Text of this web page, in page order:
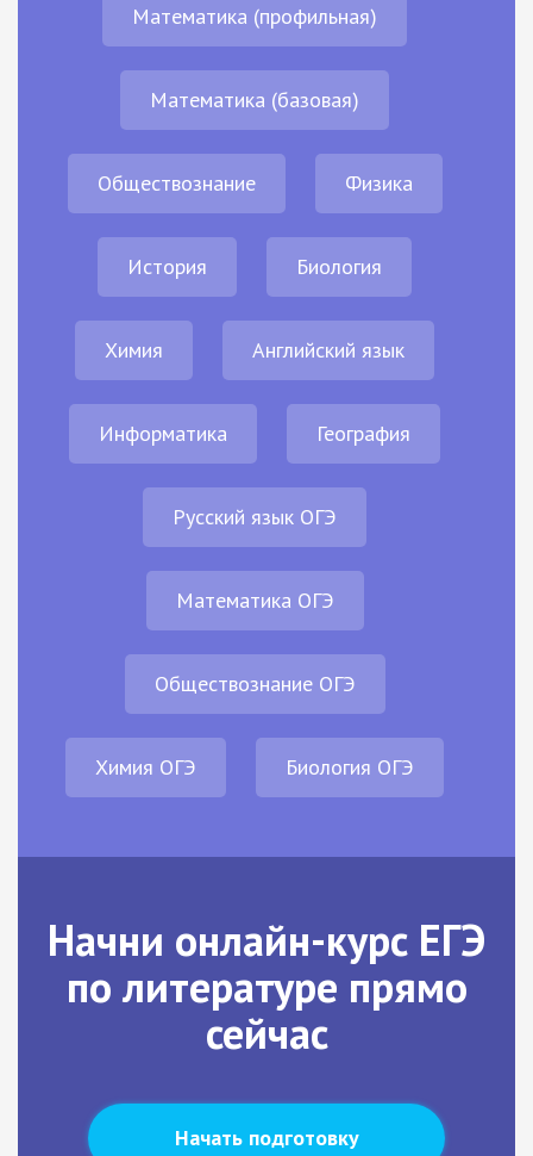
Математика (профильная)
Математика (базовая)
Обществознание Физика
История Биология
Химия Английский язык
Информатика География
Русский язык ОГЭ
Математика ОГЭ
Обществознание ОГЭ
Химия ОГЭ Биология ОГЭ
Начни онлайн-курс ЕГЭ
по литературе прямо
сейчас
Начать подготовку